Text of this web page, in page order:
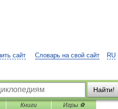
RU
сайт Словарь на свой сайт
Найти!
Книги Игры ⚽